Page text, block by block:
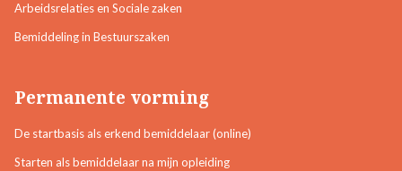
Arbeidsrelaties en Sociale zaken
Bemiddeling in Bestuurszaken
Permanente vorming
De startbasis als erkend bemiddelaar (online)
Starten als bemiddelaar na mijn opleiding